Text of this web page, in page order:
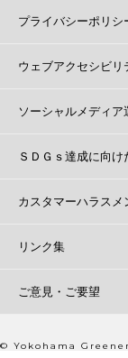
プライバシーポリシ
ウェブアクセシビリ
ソーシャルメディア
ＳＤＧｓ達成に向け
カスタマーハラス
リンク集
ご意見・ご要望
© Yokohama